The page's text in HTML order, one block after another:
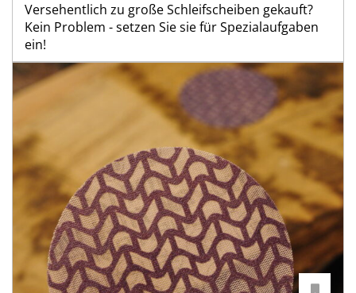
Versehentlich zu große Schleifscheiben gekauft?
Kein Problem - setzen Sie sie für Spezialaufgaben
ein!